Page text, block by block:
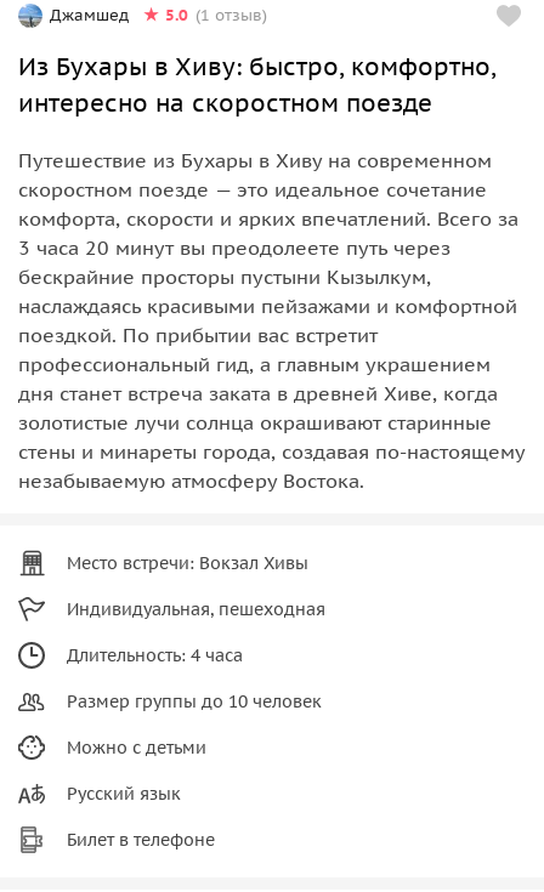
Джамшед 5.0 (1 отзыв)
Из Бухары в Хиву: быстро, комфортно,
интересно на скоростном поезде
Путешествие из Бухары в Хиву на современном
скоростном поезде — это идеальное сочетание
комфорта, скорости и ярких впечатлений. Всего за
3 часа 20 минут вы преодолеете путь через
бескрайние просторы пустыни Кызылкум,
наслаждаясь красивыми пейзажами и комфортной
поездкой. По прибытии вас встретит
профессиональный гид, а главным украшением
дня станет встреча заката в древней Хиве, когда
золотистые лучи солнца окрашивают старинные
стены и минареты города, создавая по-настоящему
незабываемую атмосферу Востока.
Место встречи: Вокзал Хивы
Индивидуальная, пешеходная
Длительность: 4 часа
Размер группы до 10 человек
Можно с детьми
Русский язык
Билет в телефоне